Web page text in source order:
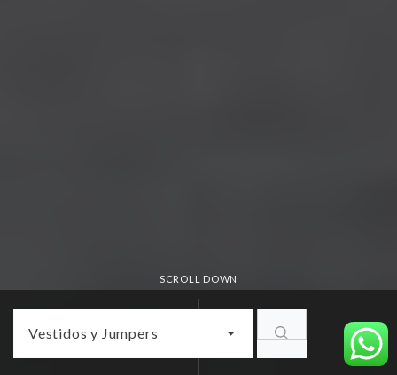
SCROLL DOWN
Vestidos y Jumpers